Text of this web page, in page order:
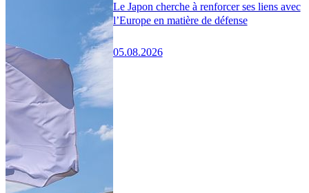
Le Japon cherche à renforcer ses liens avec
l’Europe en matière de défense
05.08.2026